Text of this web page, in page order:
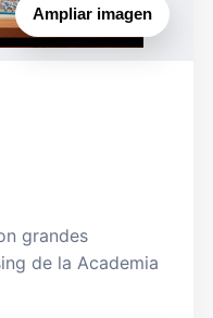
Ampliar imagen
grandes
de la Academia